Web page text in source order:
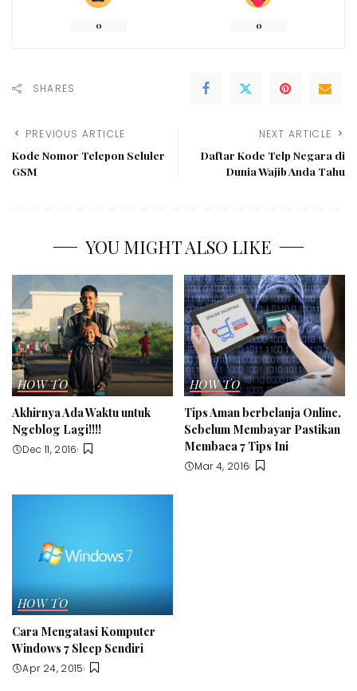
0 0
SHARES
PREVIOUS ARTICLE
Kode Nomor Telepon Seluler
GSM
NEXT ARTICLE
Daftar Kode Telp Negara di
Dunia Wajib Anda Tahu
YOU MIGHT ALSO LIKE
HOW TO
Akhirnya Ada Waktu untuk
Ngeblog Lagi!!!!
Dec 11, 2016
HOW TO
Tips Aman berbelanja Online,
Sebelum Membayar Pastikan
Membaca 7 Tips Ini
Mar 4, 2016
HOW TO
Cara Mengatasi Komputer
Windows 7 Sleep Sendiri
Apr 24, 2015